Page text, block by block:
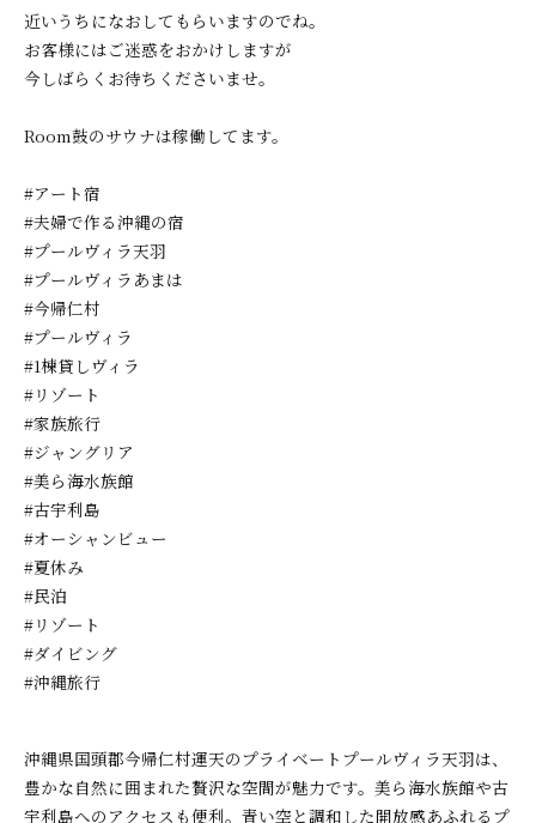
近いうちになおしてもらいますのでね。
お客様にはご迷惑をおかけしますが
今しばらくお待ちくださいませ。
Room鼓のサウナは稼働してます。
#アート宿
#夫婦で作る沖縄の宿
#プールヴィラ天羽
#プールヴィラあまは
#今帰仁村
#プールヴィラ
#1棟貸しヴィラ
#リゾート
#家族旅行
#ジャングリア
#美ら海水族館
#古宇利島
#オーシャンビュー
#夏休み
#民泊
#リゾート
#ダイビング
#沖縄旅行
沖縄県国頭郡今帰仁村運天のプライベートプールヴィラ天羽は、
豊かな自然に囲まれた贅沢な空間が魅力です。美ら海水族館や古
宇利島へのアクセスも便利。青い空と調和した開放感あふれるプ